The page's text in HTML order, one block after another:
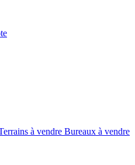
à vendre Bureaux à vendre